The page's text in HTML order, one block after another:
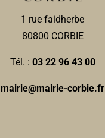
1 rue faidherbe
80800 CORBIE
Tél. : 03 22 96 43 00
mairie@mairie-corbie.fr